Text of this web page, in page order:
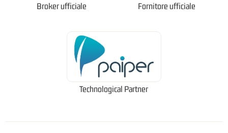
Broker ufficiale Fornitore ufficiale
Technological Partner